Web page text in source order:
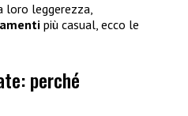
loro leggerezza,
più casual, ecco le
perché